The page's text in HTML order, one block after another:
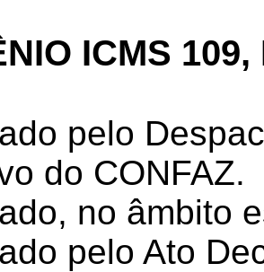
ICMS
pelo
do CONFAZ.
no âmbito
pelo Ato